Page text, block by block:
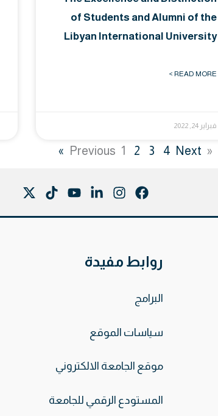
of Students and Alumni of the
Libyan International University
READ MORE >
فبراير 24, 2022
« Previous
1 2 3 4 Next »
روابط مفيدة
البرامج
سياسات الموقع
موقع الجامعة الالكتروني
المستودع الرقمي للجامعة